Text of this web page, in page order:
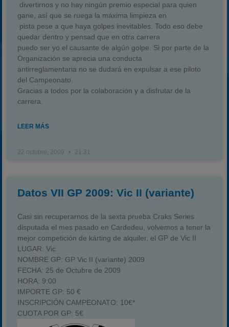
divertirnos y no hay ningún premio especial para quien
gane, así que se ruega la máxima limpieza en
pista pese a que haya golpes inevitables. Todo eso debe
quedar dentro y pensad que en otra carrera
puedo ser yo el causante de algún golpe. Si por parte de la
Organización se aprecia una conducta
antirreglamentaria no se dudará en expulsar a ese piloto
del Campeonato.
Gracias a todos por la colaboración y a disfrutar de la
carrera.
LEER MÁS
22 octubre, 2009 21:31
Datos VII GP 2009: Vic II (variante)
Casi sin recuperarnos de la sexta prueba Craks Series
disputada el mes pasado en Cardedeu, volvemos a tener la
mejor competición de kárting de alquiler, el GP de Vic II
LUGAR: Vic
NOMBRE GP: GP Vic II (variante) 2009
FECHA: 25 de Octubre de 2009
HORA: 9:00
IMPORTE GP: 50 €
INSCRIPCIÓN CAMPEONATO: 10€*
CUOTA POR GP: 5€